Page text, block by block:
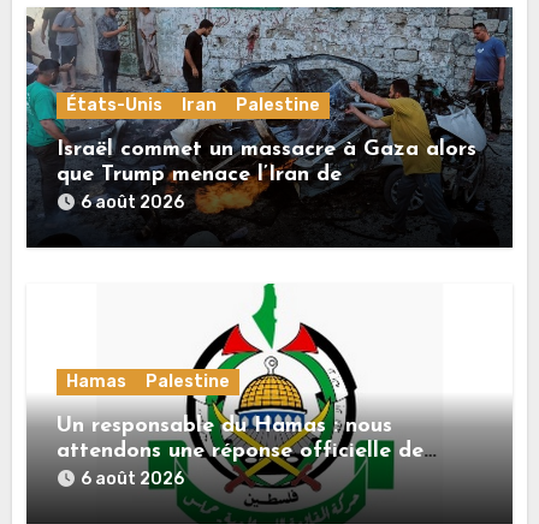
États-Unis Iran Palestine
Israël commet un massacre à Gaza alors
que Trump menace l’Iran de
«décapitation»
6 août 2026
Hamas Palestine
Un responsable du Hamas : nous
attendons une réponse officielle de
Mladenov concernant la feuille de route
de la deuxième phase de l’accord
6 août 2026